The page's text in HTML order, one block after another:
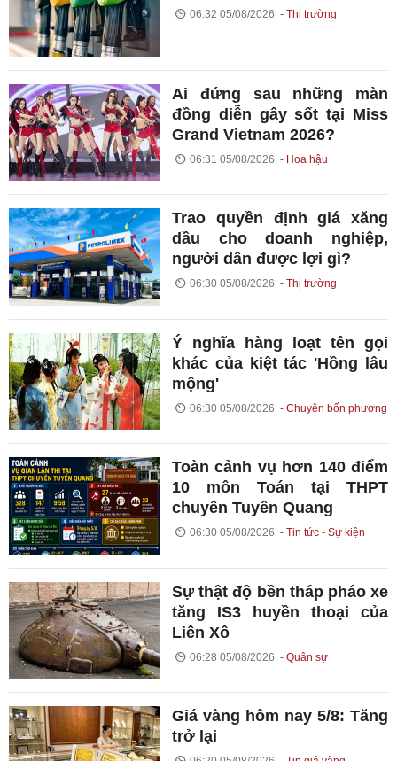
06:32 05/08/2026 Thị trường
Ai đứng sau những màn
đồng diễn gây sốt tại Miss
Grand Vietnam 2026?
06:31 05/08/2026 Hoa hậu
Trao quyền định giá xăng
dầu cho doanh nghiệp,
người dân được lợi gì?
06:30 05/08/2026 Thị trường
Ý nghĩa hàng loạt tên gọi
khác của kiệt tác 'Hồng lâu
mộng'
06:30 05/08/2026 Chuyện bốn phương
Toàn cảnh vụ hơn 140 điểm
10 môn Toán tại THPT
chuyên Tuyên Quang
06:30 05/08/2026 Tin tức - Sự kiện
Sự thật độ bền tháp pháo xe
tăng IS3 huyền thoại của
Liên Xô
06:28 05/08/2026 Quân sự
Giá vàng hôm nay 5/8: Tăng
trở lại